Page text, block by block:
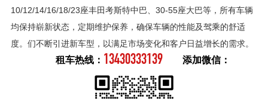
10/12/14/16/18/23座丰田考斯特中巴、30-55座大巴等，所有车辆
均保持崭新状态，定期维护保养，确保车辆的性能及驾乘的舒适
度。们不断引进新车型，以满足市场变化和客户日益增长的需求。
租车热线： 13430333139 添加微信：